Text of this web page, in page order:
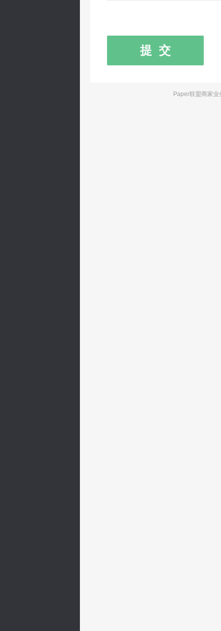
提 交
Paper联盟商家